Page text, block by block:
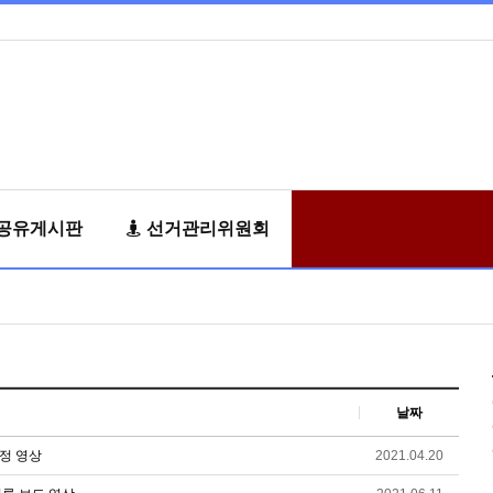
유게시판 선거관리위원회
날짜
영상 2021.04.20